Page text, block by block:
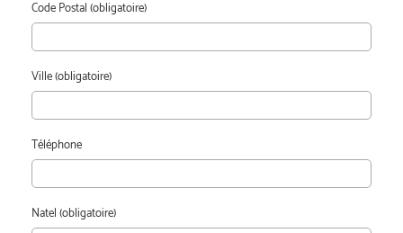
Code Postal (obligatoire)
Ville (obligatoire)
Téléphone
Natel (obligatoire)